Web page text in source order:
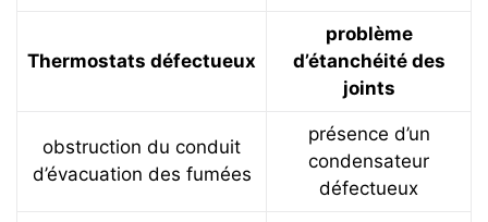
Thermostats défectueux
problème
d’étanchéité des
joints
obstruction du conduit
d’évacuation des fumées
présence d’un
condensateur
défectueux